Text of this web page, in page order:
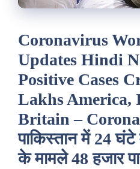
Coronavirus
Updates Hindi
Positive Cases
Lakhs America,
Britain –
पाकिस्तान में 24
के मामले 48 हजार